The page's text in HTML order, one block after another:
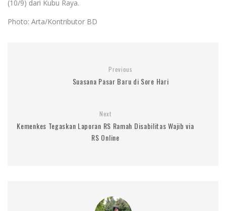
(10/9) dari Kubu Raya.
Photo: Arta/Kontributor BD
Previous
Suasana Pasar Baru di Sore Hari
Next
Kemenkes Tegaskan Laporan RS Ramah Disabilitas Wajib via
RS Online